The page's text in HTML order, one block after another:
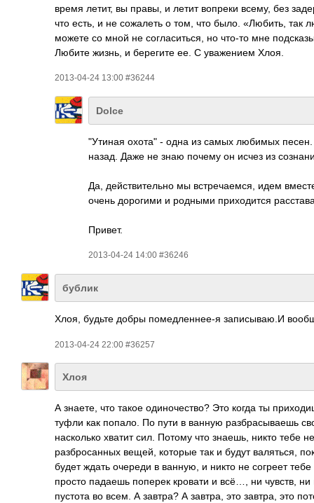
время летит, вы правы, и летит вопреки всему, без
что есть, и не сожалеть о том, что было. «Любить, так
можете со мной не согласиться, но что-то мне
Любите жизнь, и берегите ее. С уважением Хлоя.
2013-04-24 13:00 #36244
Dolce
"Утиная охота" - одна из самых любимых
назад. Даже не знаю почему он исчез из
Да, действительно мы встречаемся, идем
очень дорогими и родными приходится
Привет.
2013-04-24 14:00 #36246
бублик
Хлоя, будьте добры помедленнее-я записываю.И
2013-04-24 22:00 #36257
Хлоя
А знаете, что такое одиночество? Это когда ты
туфли как попало. По пути в ванную разбрасываешь
насколько хватит сил. Потому что знаешь, никто тебе
разбросанных вещей, которые так и будут валяться,
будет ждать очереди в ванную, и никто не согреет
просто падаешь поперек кровати и всё…, ни чувств,
пустота во всем. А завтра? А завтра, это завтра, это